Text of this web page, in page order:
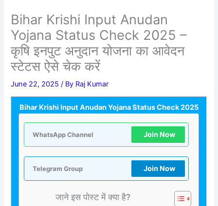
Bihar Krishi Input Anudan
Yojana Status Check 2025 –
कृषि इनपुट अनुदान योजना का आवेदन
स्टेटस ऐसे चेक करें
June 22, 2025/ By Raj Kumar
Bihar Krishi Input Anudan Yojana Status Check 2025
WhatsApp Channel Join Now
Telegram Group Join Now
जाने इस पोस्ट में क्या है?